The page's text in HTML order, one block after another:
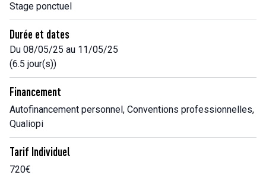
Stage ponctuel
Durée et dates
Du 08/05/25 au 11/05/25
(6.5 jour(s))
Financement
Autofinancement personnel, Conventions professionnelles,
Qualiopi
Tarif Individuel
720€